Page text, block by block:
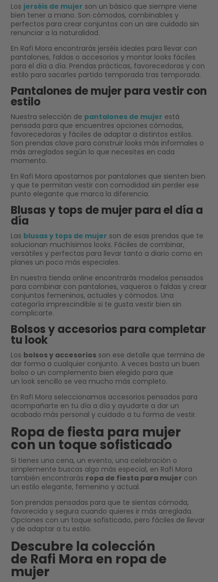
Los jerséis de mujer son un básico que siempre viene
bien tener a mano. Son cómodos, combinables y
perfectos para crear conjuntos con un aire cuidado sin
renunciar a la naturalidad.
En Rafi Mora encontrarás jerséis ideales para llevar con
pantalones, faldas o accesorios y montar looks fáciles
para el día a día. Prendas prácticas, favorecedoras y con
estilo para sacarles partido temporada tras temporada.
Pantalones de mujer para vestir con
estilo
Nuestra selección de pantalones de mujer está
pensada para que encuentres opciones cómodas,
favorecedoras y fáciles de adaptar a distintos estilos.
Son prendas clave para construir looks más informales o
más arreglados según lo que necesites en cada
momento.
En Rafi Mora apostamos por pantalones que sienten bien
y que te permitan vestir con comodidad sin perder ese
punto elegante que marca la diferencia.
Blusas y tops de mujer para el día a
día
Las blusas y tops de mujer son de esas prendas que te
solucionan muchísimos looks. Fáciles de combinar,
versátiles y perfectas para llevar tanto a diario como en
planes un poco más especiales.
En nuestra tienda online encontrarás modelos pensados
para combinar con pantalones, vaqueros o faldas y crear
conjuntos femeninos, actuales y cómodos. Una
categoría imprescindible si te gusta vestir bien sin
complicarte.
Bolsos y accesorios para completar
tu look
Los bolsos y accesorios son ese detalle que termina de
dar forma a cualquier conjunto. A veces basta un buen
bolso o un complemento bien elegido para que
un look sencillo se vea mucho más completo.
En Rafi Mora seleccionamos accesorios pensados para
acompañarte en tu día a día y ayudarte a dar un
acabado más personal y cuidado a tu forma de vestir.
Ropa de fiesta para mujer
con un toque sofisticado
Si tienes una cena, un evento, una celebración o
simplemente buscas algo más especial, en Rafi Mora
también encontrarás ropa de fiesta para mujer con
un estilo elegante, femenino y actual.
Son prendas pensadas para que te sientas cómoda,
favorecida y segura cuando quieres ir más arreglada.
Opciones con un toque sofisticado, pero fáciles de llevar
y de adaptar a tu estilo.
Descubre la colección
de Rafi Mora en ropa de
mujer